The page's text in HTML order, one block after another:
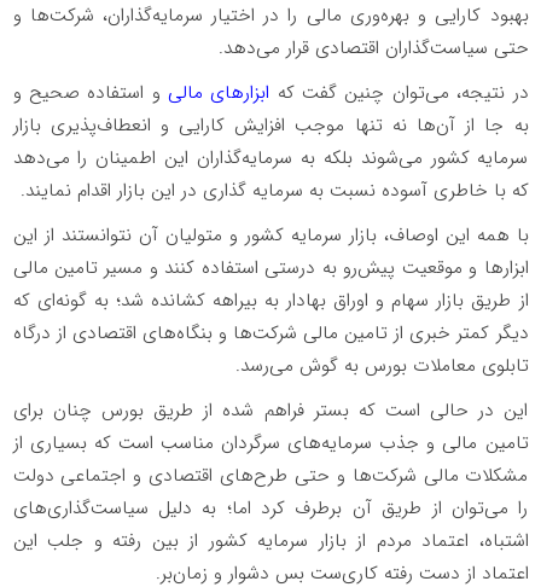
بهبود کارایی و بهره‌وری مالی را در اختیار سرمایه‌گذاران، شرکت‌ها و
حتی سیاست‌گذاران اقتصادی قرار می‌دهد.
در نتیجه، می‌توان چنین گفت که ابزارهای مالی و استفاده صحیح و
به جا از آن‌ها نه تنها موجب افزایش کارایی و انعطاف‌پذیری بازار
سرمایه کشور می‌شوند بلکه به سرمایه‌گذاران این اطمینان را می‌دهد
که با خاطری آسوده نسبت به سرمایه گذاری در این بازار اقدام نمایند.
با همه این اوصاف، بازار سرمایه کشور و متولیان آن نتوانستند از این
ابزارها و موقعیت پیش‌رو به درستی استفاده کنند و مسیر تامین مالی
از طریق بازار سهام و اوراق بهادار به بیراهه کشانده شد؛ به گونه‌ای که
دیگر کمتر خبری از تامین مالی شرکت‌ها و بنگاه‌های اقتصادی از درگاه
تابلوی معاملات بورس به گوش می‌رسد.
این در حالی است که بستر فراهم شده از طریق بورس چنان برای
تامین مالی و جذب سرمایه‌های سرگردان مناسب است که بسیاری از
مشکلات مالی شرکت‌ها و حتی طرح‌های اقتصادی و اجتماعی دولت
را می‌توان از طریق آن برطرف کرد اما؛ به دلیل سیاست‌گذاری‌های
اشتباه، اعتماد مردم از بازار سرمایه کشور از بین رفته و جلب این
اعتماد از دست رفته کاری‌ست بس دشوار و زمان‌بر.